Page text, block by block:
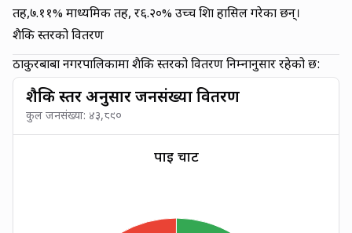
तह,७.११% माध्यमिक तह, र६.२०% उच्च शिक्षा हासिल गरेका छन्।
शैक्षिक स्तरको वितरण
ठाकुरबाबा नगरपालिकामा शैक्षिक स्तरको वितरण निम्नानुसार रहेको छ:
शैक्षिक स्तर अनुसार जनसंख्या वितरण
कुल जनसंख्या: ४३,८९०
पाई चार्ट